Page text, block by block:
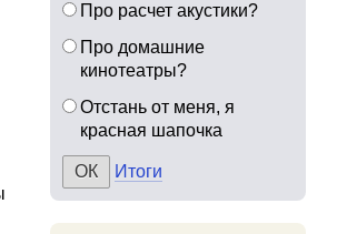
Про расчет акустики?
Про домашние
кинотеатры?
Отстань от меня, я
красная шапочка
Итоги